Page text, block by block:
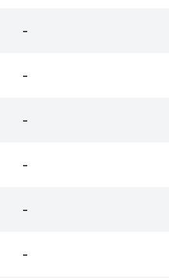
-
-
-
-
-
-